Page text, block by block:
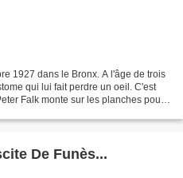
1927 dans le Bronx. A l'âge de trois
qui lui fait perdre un oeil. C'est
Falk monte sur les planches pour
De Funès...